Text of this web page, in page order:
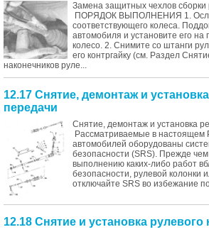
Замена защитных чехлов сборки
ПОРЯДОК ВЫПОЛНЕНИЯ 1.
соответствующего колеса.
автомобиля и установите его
колесо. 2. Снимите со штанги
его контргайку (см. Раздел
наконечников руле...
12.17 Снятие, демонтаж и
передачи
Снятие, демонтаж и установка
Рассматриваемые в настоящем
автомобилей оборудованы
безопасности (SRS). Прежде чем
выполнению каких-либо работ
безопасности, рулевой колонки
отключайте SRS во избежание
12.18 Снятие и установка рулевого